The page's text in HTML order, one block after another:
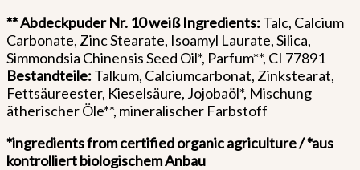
** Abdeckpuder Nr. 10 weißIngredients: Talc, Calcium
Carbonate, Zinc Stearate, Isoamyl Laurate, Silica,
Simmondsia Chinensis Seed Oil*, Parfum**, CI 77891
Bestandteile: Talkum, Calciumcarbonat, Zinkstearat,
Fettsäureester, Kieselsäure, Jojobaöl*, Mischung
ätherischer Öle**, mineralischer Farbstoff
*ingredients from certified organic agriculture / *aus
kontrolliert biologischem Anbau